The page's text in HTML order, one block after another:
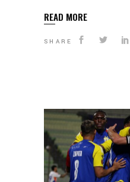
READ MORE
SHARE